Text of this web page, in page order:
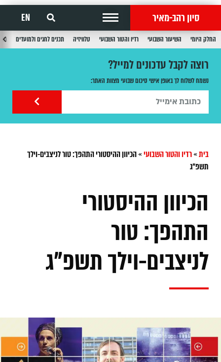
סיון רהב-מאיר EN
החלק היומי השיעור השבועי רדיו והטור השבועי טלוויזיה תכנים לחגים ולמועדים
רוצה לקבל עדכונים למייל?
נשמח לשלוח לך באופן אישי סיכום שבועי מצוות האתר:
בית»רדיו והטור השבועי»הכיוון ההיסטורי התהפך: טור לניצבים-וילך
תשפ"ג
הכיוון ההיסטורי
התהפך: טור
לניצבים-וילך תשפ"ג